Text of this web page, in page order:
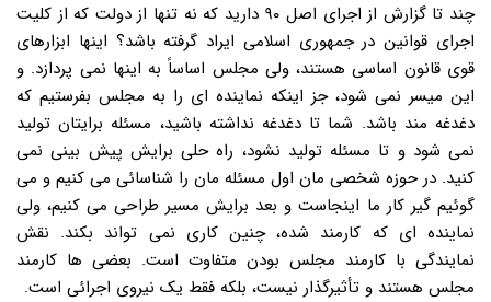
چند تا گزارش از اجرای اصل ۹۰ دارید که نه تنها از دولت که از کلیت
اجرای قوانین در جمهوری اسلامی ایراد گرفته باشد؟ اینها ابزارهای
قوی قانون اساسی هستند، ولی مجلس اساساً به اینها نمی پردازد. و
این میسر نمی شود، جز اینکه نماینده ای را به مجلس بفرستیم که
دغدغه مند باشد. شما تا دغدغه نداشته باشید، مسئله برایتان تولید
نمی شود و تا مسئله تولید نشود، راه حلی برایش پیش بینی نمی
کنید. در حوزه شخصی مان اول مسئله مان را شناسائی می کنیم و می
گوئیم گیر کار ما اینجاست و بعد برایش مسیر طراحی می کنیم، ولی
نماینده ای که کارمند شده، چنین کاری نمی تواند بکند. نقش
نمایندگی با کارمند مجلس بودن متفاوت است. بعضی ها کارمند
مجلس هستند و تأثیرگذار نیست، بلکه فقط یک نیروی اجرائی است.